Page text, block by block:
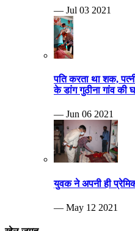
— Jul 03 2021
पति करता था शक,
के डांग गुठीना गांव की
— Jun 06 2021
युवक ने अपनी ही
— May 12 2021